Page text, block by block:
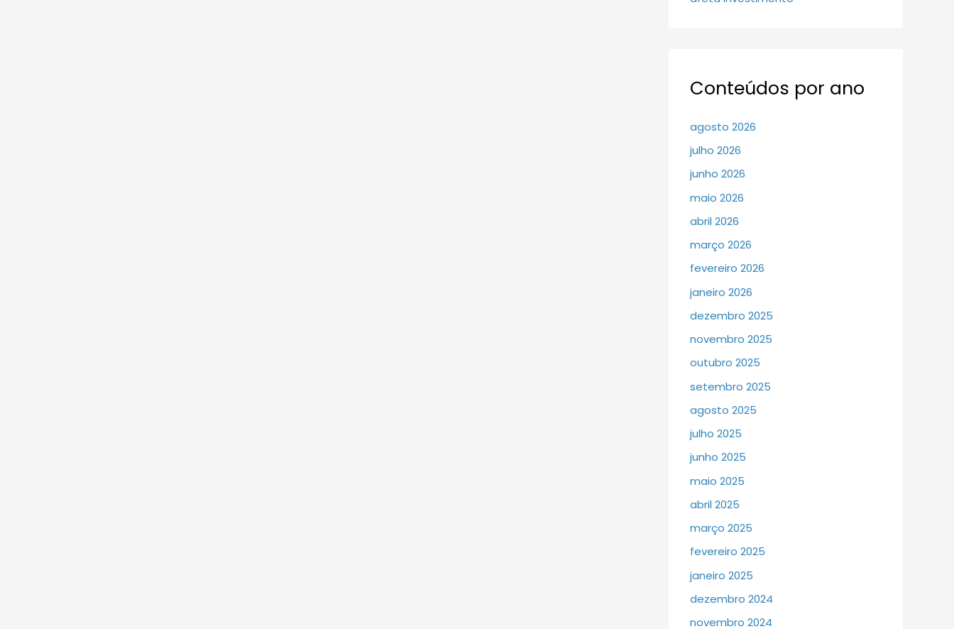
Conteúdos por ano
agosto 2026
julho 2026
junho 2026
maio 2026
abril 2026
março 2026
fevereiro 2026
janeiro 2026
dezembro 2025
novembro 2025
outubro 2025
setembro 2025
agosto 2025
julho 2025
junho 2025
maio 2025
abril 2025
março 2025
fevereiro 2025
janeiro 2025
dezembro 2024
novembro 2024